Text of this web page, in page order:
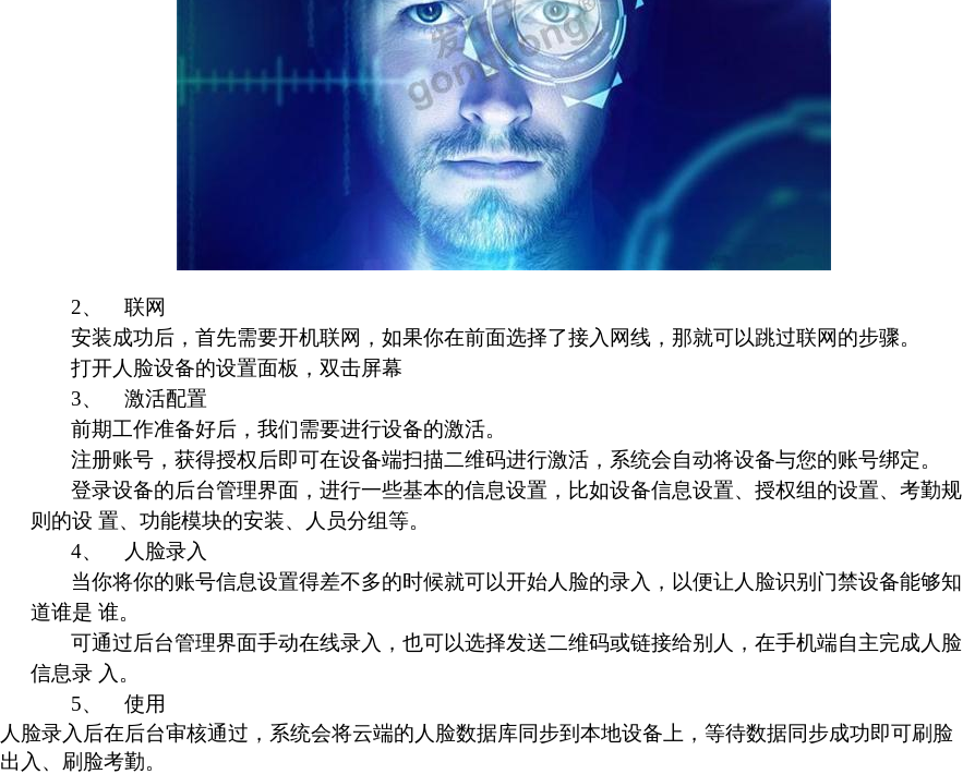
2、 联网
安装成功后，首先需要开机联网，如果你在前面选择了接入网线，那就可以跳过联网的步骤。
打开人脸设备的设置面板，双击屏幕
3、 激活配置
前期工作准备好后，我们需要进行设备的激活。
注册账号，获得授权后即可在设备端扫描二维码进行激活，系统会自动将设备与您的账号绑定。
登录设备的后台管理界面，进行一些基本的信息设置，比如设备信息设置、授权组的设置、考勤规
则的设 置、功能模块的安装、人员分组等。
4、 人脸录入
当你将你的账号信息设置得差不多的时候就可以开始人脸的录入，以便让人脸识别门禁设备能够知
道谁是 谁。
可通过后台管理界面手动在线录入，也可以选择发送二维码或链接给别人，在手机端自主完成人脸
信息录 入。
5、 使用
人脸录入后在后台审核通过，系统会将云端的人脸数据库同步到本地设备上，等待数据同步成功即可刷脸
出入、刷脸考勤。